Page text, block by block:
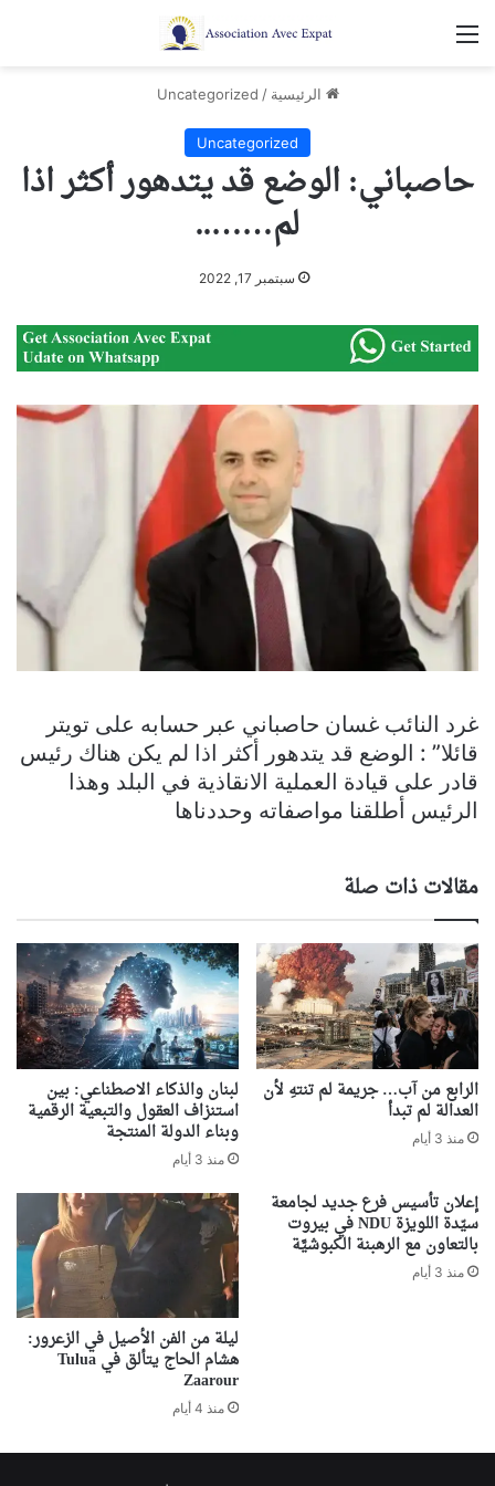
القائمة
الرئيسية /
Uncategorized
Uncategorized
حاصباني: الوضع قد يتدهور أكثر اذا
لم……..
سبتمبر 17, 2022
غرد ‏النائب ‎غسان حاصباني عبر حسابه على تويتر
قائلا” : الوضع قد يتدهور أكثر اذا لم يكن هناك رئيس
قادر على قيادة العملية الانقاذية في البلد وهذا
الرئيس أطلقنا مواصفاته وحددناها
مقالات ذات صلة
الرابع من آب… جريمة لم تنتهِ لأن
العدالة لم تبدأ
منذ 3 أيام
لبنان والذكاء الاصطناعي: بين
استنزاف العقول والتبعية الرقمية
وبناء الدولة المنتجة
منذ 3 أيام
إعلان تأسيس فرع جديد لجامعة
سيّدة اللويزة NDU في بيروت
بالتعاون مع الرهبنة الكبوشيَّة
منذ 3 أيام
ليلة من الفن الأصيل في الزعرور:
هشام الحاج يتألق في Tulua
Zaarour
منذ 4 أيام